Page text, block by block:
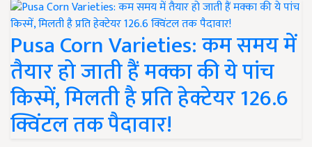
Pusa Corn Varieties: कम समय में
तैयार हो जाती हैं मक्का की ये पांच
किस्में, मिलती है प्रति हेक्टेयर 126.6
क्विंटल तक पैदावार!